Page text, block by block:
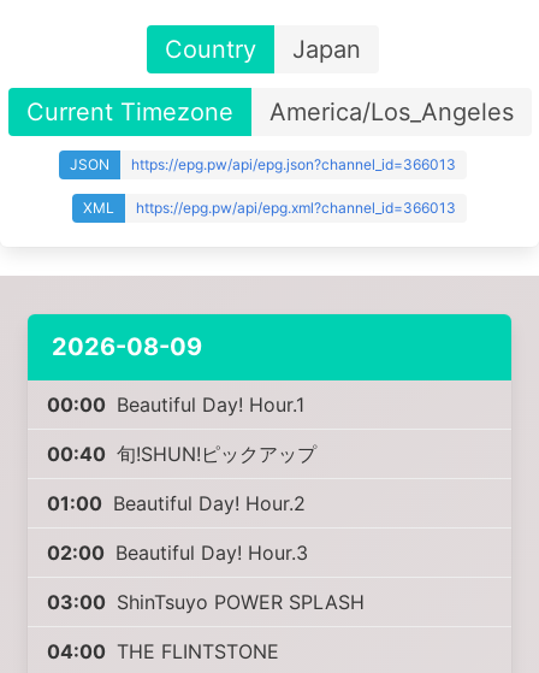
Country Japan
Current Timezone America/Los_Angeles
JSON https://epg.pw/api/epg.json?channel_id=366013
XML https://epg.pw/api/epg.xml?channel_id=366013
2026-08-09
00:00 Beautiful Day! Hour.1
00:40 旬!SHUN!ピックアップ
01:00 Beautiful Day! Hour.2
02:00 Beautiful Day! Hour.3
03:00 ShinTsuyo POWER SPLASH
04:00 THE FLINTSTONE